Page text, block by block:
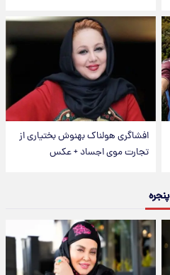
افشاگری هولناک بهنوش بختیاری از
تجارت موی اجساد + عکس
پنجره